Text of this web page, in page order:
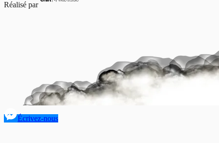
Réalisé par
Écrivez-nous